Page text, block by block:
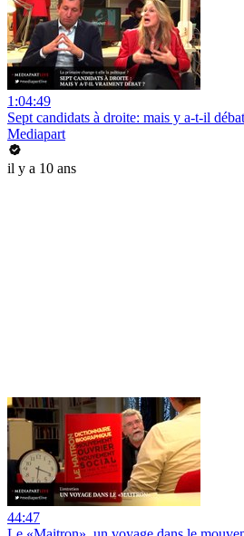
1:04:49
Sept candidats à droite: mais y a-t-il
Mediapart
il y a 10 ans
44:47